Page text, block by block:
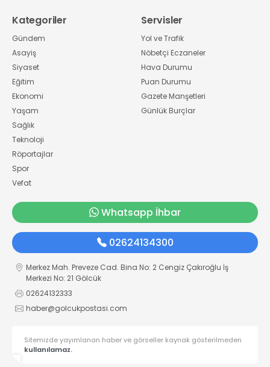
Kategoriler
Gündem
Asayiş
Siyaset
Eğitim
Ekonomi
Yaşam
Sağlık
Teknoloji
Röportajlar
Spor
Vefat
Servisler
Yol ve Trafik
Nöbetçi Eczaneler
Hava Durumu
Puan Durumu
Gazete Manşetleri
Günlük Burçlar
Whatsapp İhbar
02624134300
Merkez Mah. Preveze Cad. Bina No: 2 Cengiz Çakıroğlu İş
Merkezi No: 21 Gölcük
02624132333
haber@golcukpostasi.com
Sitemizde yayımlanan haber ve görseller kaynak gösterilmeden
kullanılamaz.